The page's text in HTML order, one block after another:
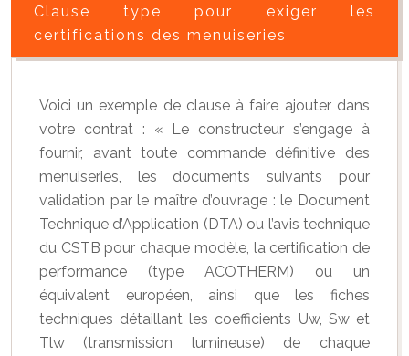
Clause type pour exiger les
certifications des menuiseries
Voici un exemple de clause à faire ajouter dans
votre contrat : « Le constructeur s’engage à
fournir, avant toute commande définitive des
menuiseries, les documents suivants pour
validation par le maître d’ouvrage : le Document
Technique d’Application (DTA) ou l’avis technique
du CSTB pour chaque modèle, la certification de
performance (type ACOTHERM) ou un
équivalent européen, ainsi que les fiches
techniques détaillant les coefficients Uw, Sw et
Tlw (transmission lumineuse) de chaque